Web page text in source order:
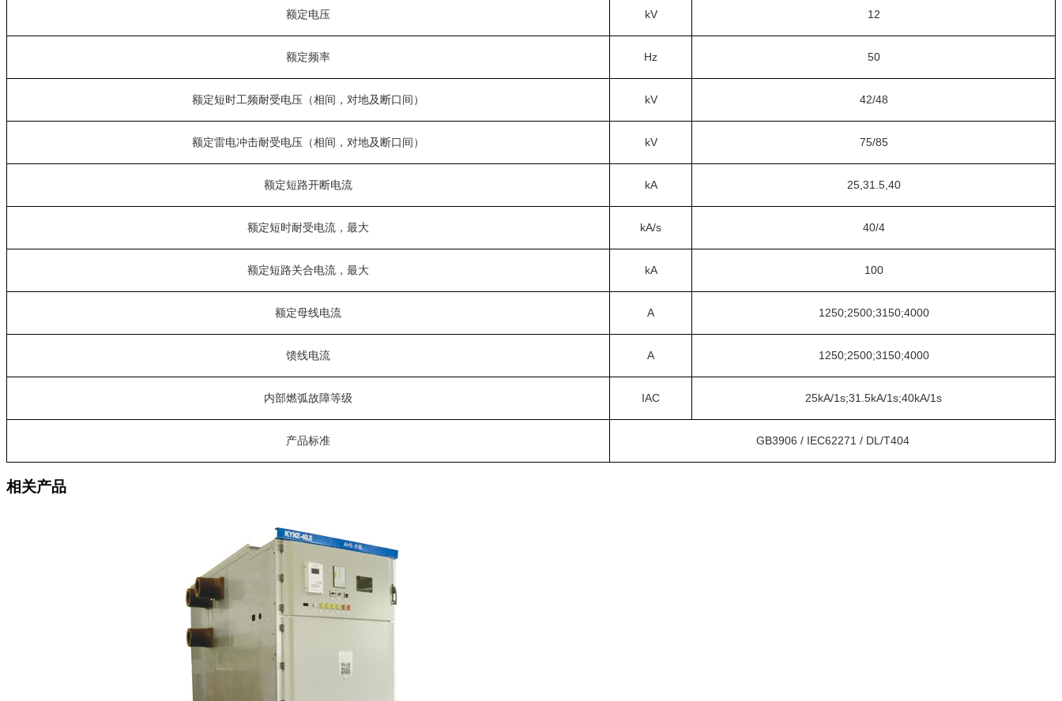
额定电压 kV 12
额定频率 Hz 50
额定短时工频耐受电压（相间，对地及断口间） kV 42/48
额定雷电冲击耐受电压（相间，对地及断口间） kV 75/85
额定短路开断电流 kA 25,31.5,40
额定短时耐受电流，最大 kA/s 40/4
额定短路关合电流，最大 kA 100
额定母线电流 A 1250;2500;3150;4000
馈线电流 A 1250;2500;3150;4000
内部燃弧故障等级 IAC 25kA/1s;31.5kA/1s;40kA/1s
产品标准 GB3906 / IEC62271 / DL/T404
相关产品